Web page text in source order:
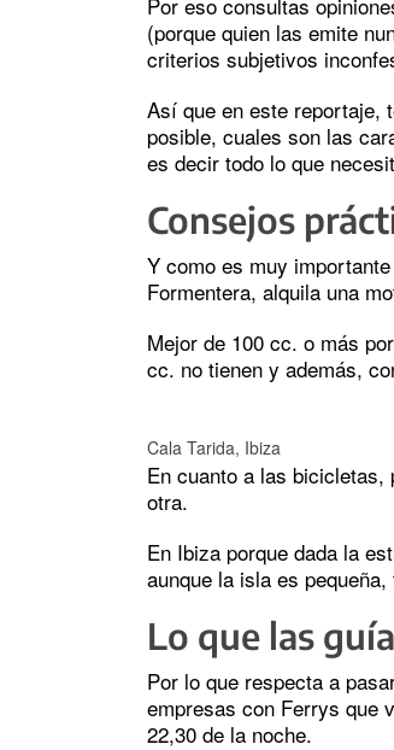
(porque quien las emite
criterios subjetivos
Así que en este reportaje,
posible, cuales son las
es decir todo lo que
Consejos
Y como es muy
Formentera, alquila una
Mejor de 100 cc. o más
cc. no tienen y además,
Cala Tarida, Ibiza
En cuanto a las bicicletas,
otra.
En Ibiza porque dada la
aunque la isla es
Lo que las
Por lo que respecta a
empresas con Ferrys que
22,30 de la noche.